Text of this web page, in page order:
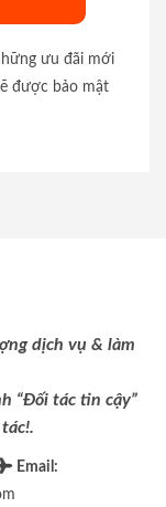
ưu đãi mới
được bảo mật
dịch vụ & làm
“Đối tác tin cậy”
Email :